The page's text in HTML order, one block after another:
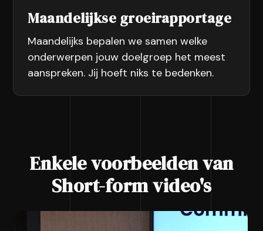
Maandelijkse groeirapportage
Maandelijks bepalen we samen welke
onderwerpen jouw doelgroep het meest
aanspreken. Jij hoeft niks te bedenken.
Enkele voorbeelden van
Short-form video's